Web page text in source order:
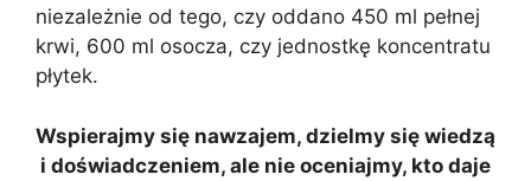
niezależnie od tego, czy oddano 450 ml pełnej
krwi, 600 ml osocza, czy jednostkę koncentratu
płytek.
Wspierajmy się nawzajem, dzielmy się wiedzą
i doświadczeniem, ale nie oceniajmy, kto daje